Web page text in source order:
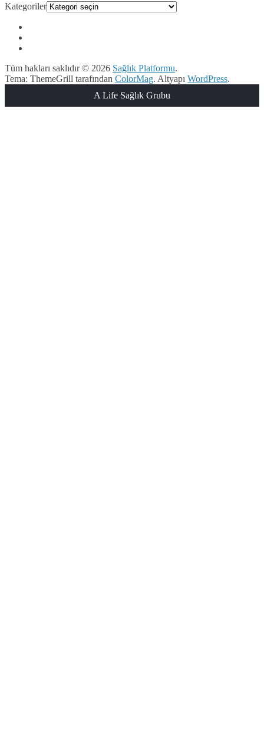
Kategoriler
Tüm hakları saklıdır © 2026 Sağlık Platformu.
Tema: ThemeGrill tarafından ColorMag. Altyapı WordPress.
A Life Sağlık Grubu